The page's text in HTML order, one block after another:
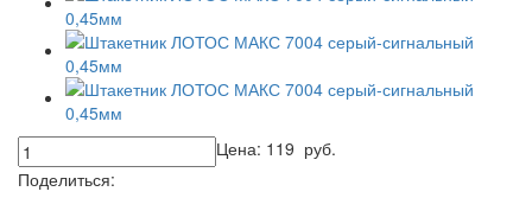
Цена: 119 руб.
Поделиться: